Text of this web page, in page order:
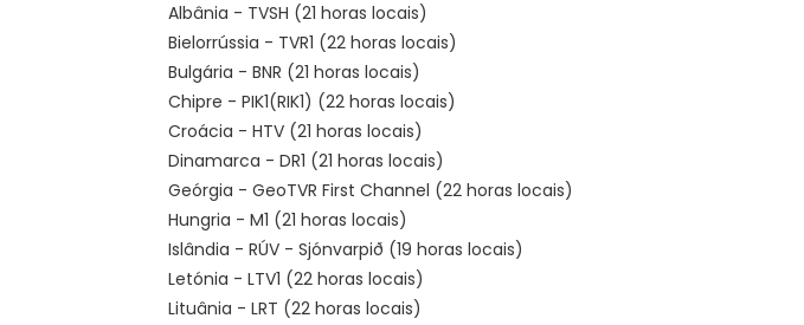
Albânia - TVSH (21 horas locais)
Bielorrússia - TVR1 (22 horas locais)
Bulgária - BNR (21 horas locais)
Chipre - PIK1(RIK1) (22 horas locais)
Croácia - HTV (21 horas locais)
Dinamarca - DR1 (21 horas locais)
Geórgia - GeoTVR First Channel (22 horas locais)
Hungria - M1 (21 horas locais)
Islândia - RÚV - Sjónvarpið (19 horas locais)
Letónia - LTV1 (22 horas locais)
Lituânia - LRT (22 horas locais)